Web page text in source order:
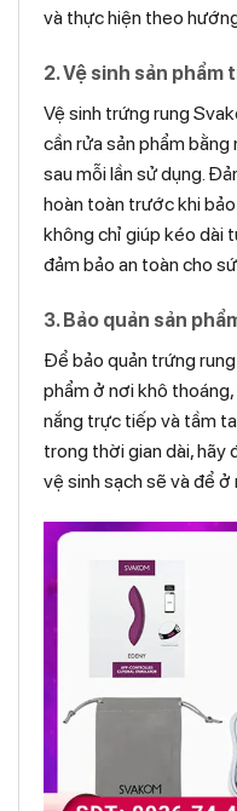
và thực hiện theo
2. Vệ sinh sản
Vệ sinh trứng rung
cần rửa sản phẩm
sau mỗi lần sử dụng.
hoàn toàn trước khi
không chỉ giúp kéo dài
đảm bảo an toàn cho
3. Bảo quản sản
Để bảo quản trứng
phẩm ở nơi khô thoáng,
nắng trực tiếp và tầm
trong thời gian dài, hãy
vệ sinh sạch sẽ và để ở